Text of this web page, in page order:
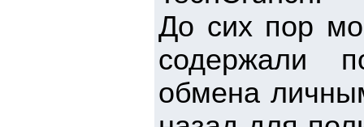
До сих пор
содержали
обмена